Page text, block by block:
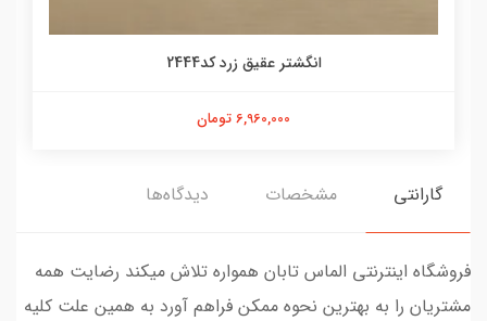
انگشتر عقیق زرد کد2444
6,960,000 تومان
گارانتی مشخصات دیدگاه‌ها
فروشگاه اینترنتی الماس تابان همواره تلاش میکند رضایت همه
مشتریان را به بهترین نحوه ممکن فراهم آورد به همین علت کلیه